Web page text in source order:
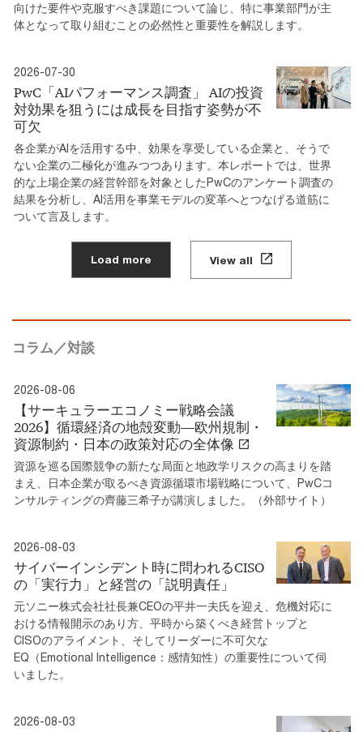
向けた要件や克服すべき課題について論じ、特に事業部門が主
体となって取り組むことの必然性と重要性を解説します。
2026-07-30
PwC「AIパフォーマンス調査」 AIの投資
対効果を狙うには成長を目指す姿勢が不
可欠
各企業がAIを活用する中、効果を享受している企業と、そうで
ない企業の二極化が進みつつあります。本レポートでは、世界
的な上場企業の経営幹部を対象としたPwCのアンケート調査の
結果を分析し、AI活用を事業モデルの変革へとつなげる道筋に
ついて言及します。
Load more View all
コラム／対談
2026-08-06
【サーキュラーエコノミー戦略会議
2026】循環経済の地殻変動―欧州規制・
資源制約・日本の政策対応の全体像
資源を巡る国際競争の新たな局面と地政学リスクの高まりを踏
まえ、日本企業が取るべき資源循環市場戦略について、PwCコ
ンサルティングの齊藤三希子が講演しました。（外部サイト）
2026-08-03
サイバーインシデント時に問われるCISO
の「実行力」と経営の「説明責任」
元ソニー株式会社社長兼CEOの平井一夫氏を迎え、危機対応に
おける情報開示のあり方、平時から築くべき経営トップと
CISOのアライメント、そしてリーダーに不可欠な
EQ（Emotional Intelligence：感情知性）の重要性について伺
いました。
2026-08-03